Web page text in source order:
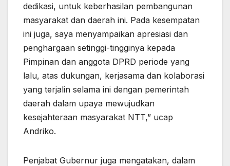
dedikasi, untuk keberhasilan pembangunan
masyarakat dan daerah ini. Pada kesempatan
ini juga, saya menyampaikan apresiasi dan
penghargaan setinggi-tingginya kepada
Pimpinan dan anggota DPRD periode yang
lalu, atas dukungan, kerjasama dan kolaborasi
yang terjalin selama ini dengan pemerintah
daerah dalam upaya mewujudkan
kesejahteraan masyarakat NTT,” ucap
Andriko.
Penjabat Gubernur juga mengatakan, dalam